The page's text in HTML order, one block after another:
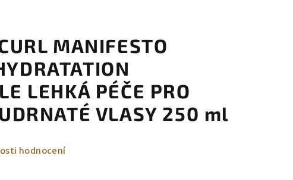
MANIFESTO
LEHKÁ PÉČE PRO
VLASY 250 ml
hodnocení